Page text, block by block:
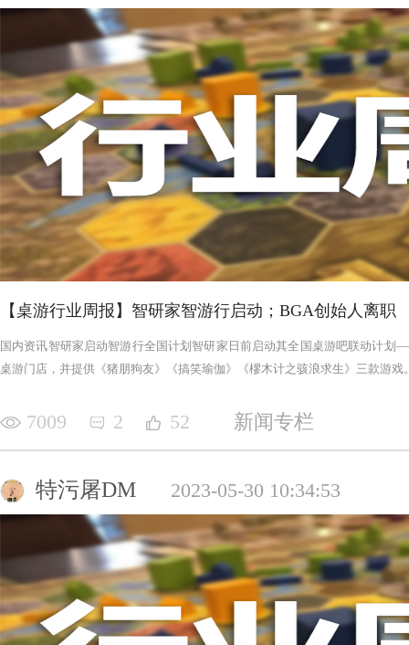
【桌游行业周报】智研家智游行启动；BGA创始人离职
国内资讯智研家启动智游行全国计划智研家日前启动其全国桌游吧联动计
桌游门店，并提供《猪朋狗友》《搞笑瑜伽》《樛木计之骇浪求生》三款游戏
7009 2 52 新闻专栏
特污屠DM 2023-05-30 10:34:53